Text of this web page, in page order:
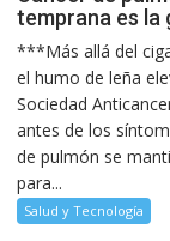
temprana es la
***Más allá del
el humo de leña
Sociedad
antes de los
de pulmón se
para...
Salud y Tecnología